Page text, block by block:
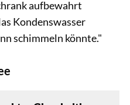
aufbewahrt
Kondenswasser
schimmeln könnte."